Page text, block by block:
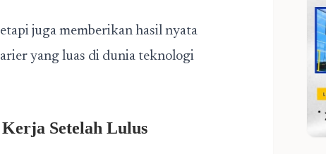
juga memberikan hasil nyata
yang luas di dunia teknologi
Setelah Lulus